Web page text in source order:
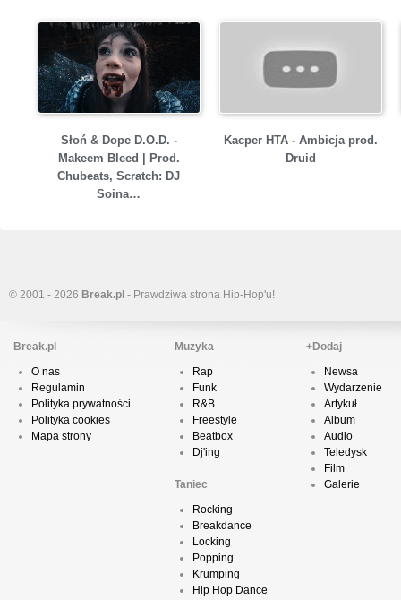
Słoń & Dope D.O.D. -
Makeem Bleed | Prod.
Chubeats, Scratch: DJ
Soina…
Kacper HTA - Ambicja prod.
Druid
© 2001 - 2026 Break.pl - Prawdziwa strona Hip-Hop'u!
Break.pl
O nas
Regulamin
Polityka prywatności
Polityka cookies
Mapa strony
Muzyka
Rap
Funk
R&B
Freestyle
Beatbox
Dj'ing
Taniec
Rocking
Breakdance
Locking
Popping
Krumping
Hip Hop Dance
+Dodaj
Newsa
Wydarzenie
Artykuł
Album
Audio
Teledysk
Film
Galerie